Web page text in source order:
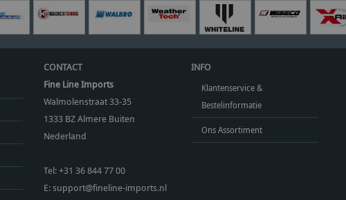
CONTACT
Fine Line Imports
Walmolenstraat 33-35
1333 BZAlmere Buiten
Nederland
Tel:+31 36 844 77 00
E:support@fineline-imports.nl
INFO
Klantenservice &
Bestelinformatie
Ons Assortiment